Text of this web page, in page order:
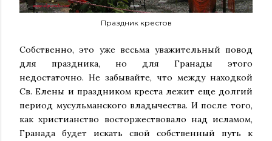
Праздник крестов
Собственно, это уже весьма уважительный повод
для праздника, но для Гранады этого
недостаточно. Не забывайте, что между находкой
Св. Елены и праздником креста лежит еще долгий
период мусульманского владычества. И после того,
как христианство восторжествовало над исламом,
Гранада будет искать свой собственный путь к